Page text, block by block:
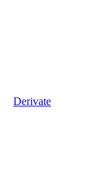
Derivate